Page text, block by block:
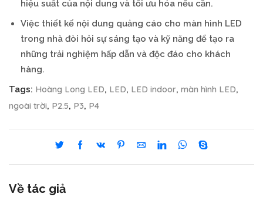
hiệu suất của nội dung và tối ưu hóa nếu cần.
Việc thiết kế nội dung quảng cáo cho màn hình LED
trong nhà đòi hỏi sự sáng tạo và kỹ năng để tạo ra
những trải nghiệm hấp dẫn và độc đáo cho khách
hàng.
Tags: Hoàng Long LED, LED, LED indoor, màn hình LED,
ngoài trời, P2.5, P3, P4
Về tác giả